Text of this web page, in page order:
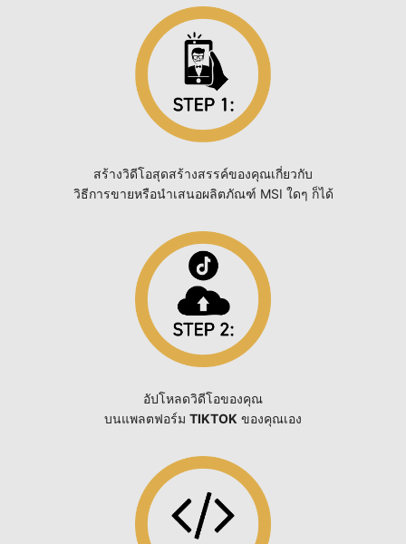
สร้างวิดีโอสุดสร้างสรรค์ของคุณเกี่ยวกับ
วิธีการขายหรือนำเสนอผลิตภัณฑ์ MSI ใดๆ ก็ได้
อัปโหลดวิดีโอของคุณ
บนแพลตฟอร์ม TIKTOK ของคุณเอง